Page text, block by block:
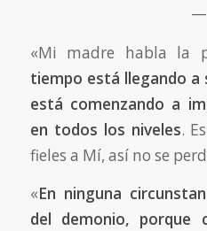
—
«Mi madre habla la
tiempo está llegando a
está comenzando a
en todos los niveles.
fieles a Mí, así no se
«En ninguna
del demonio, porque